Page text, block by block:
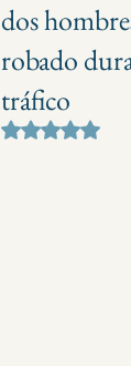
dos
robado
tráfico
Obtuvo